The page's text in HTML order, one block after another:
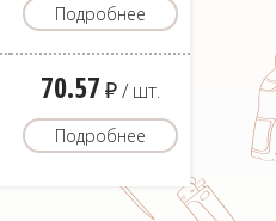
Подробнее
70.57 д/ шт.
Подробнее